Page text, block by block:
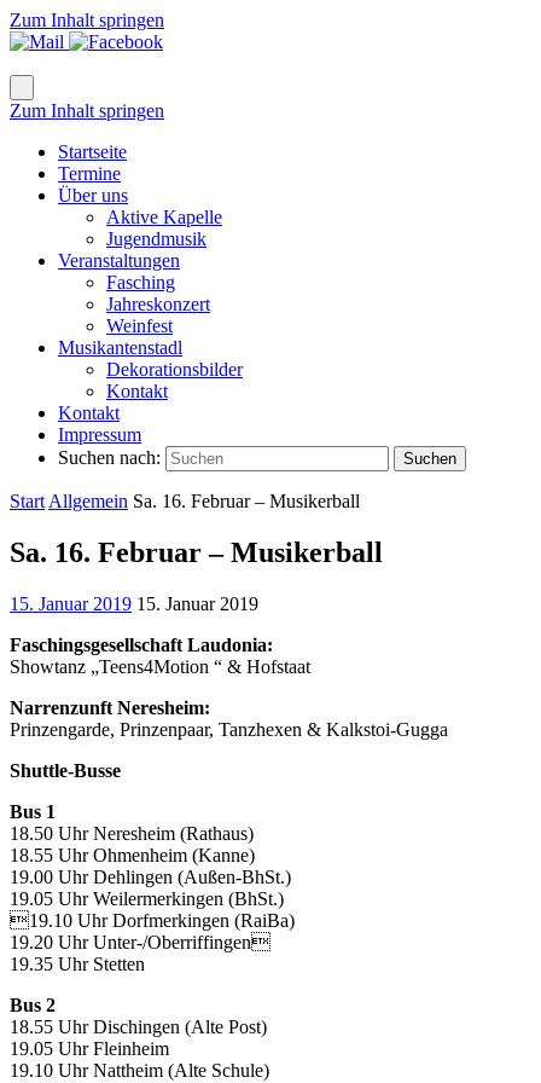
Zum Inhalt springen
Zum Inhalt springen
Startseite
Termine
Über uns
Aktive Kapelle
Jugendmusik
Veranstaltungen
Fasching
Jahreskonzert
Weinfest
Musikantenstadl
Dekorationsbilder
Kontakt
Kontakt
Impressum
Suchen nach:
Suchen
Start Allgemein Sa. 16. Februar – Musikerball
Sa. 16. Februar – Musikerball
15. Januar 2019 15. Januar 2019
Faschingsgesellschaft Laudonia:
Showtanz „Teens4Motion “ & Hofstaat
Narrenzunft Neresheim:
Prinzengarde, Prinzenpaar, Tanzhexen & Kalkstoi-Gugga
Shuttle-Busse
Bus 1
18.50 Uhr Neresheim (Rathaus)
18.55 Uhr Ohmenheim (Kanne)
19.00 Uhr Dehlingen (Außen-BhSt.)
19.05 Uhr Weilermerkingen (BhSt.)
19.10 Uhr Dorfmerkingen (RaiBa)
19.20 Uhr Unter-/Oberriffingen
19.35 Uhr Stetten
Bus 2
18.55 Uhr Dischingen (Alte Post)
19.05 Uhr Fleinheim
19.10 Uhr Nattheim (Alte Schule)